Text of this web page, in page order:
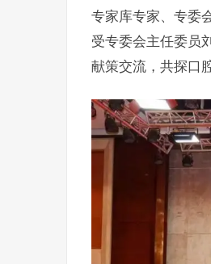
专家库专家、专委
受专委会主任委员
献策交流，共探口